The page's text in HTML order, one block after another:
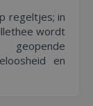
regeltjes; in
wordt
en